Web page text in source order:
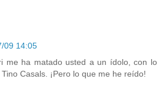
09 14:05
me ha matado usted a un ídolo, con lo
Casals. ¡Pero lo que me he reído!